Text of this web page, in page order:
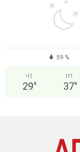
59 %
ЧТ
29°
ПТ
37°